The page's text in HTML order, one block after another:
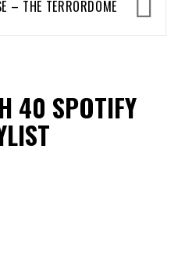
– THE TERRORDOME
40 SPOTIFY